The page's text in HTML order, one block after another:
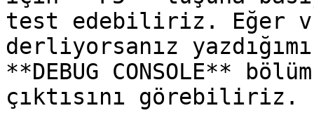
test edebiliriz. Eğer
derliyorsanız
**DEBUG CONSOLE**
çıktısını görebiliriz.